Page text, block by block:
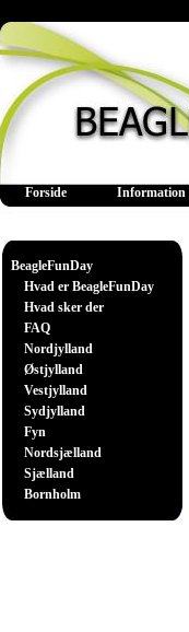
Forside Information
BeagleFunDay
Hvad er BeagleFunDay
Hvad sker der
FAQ
Nordjylland
Østjylland
Vestjylland
Sydjylland
Fyn
Nordsjælland
Sjælland
Bornholm